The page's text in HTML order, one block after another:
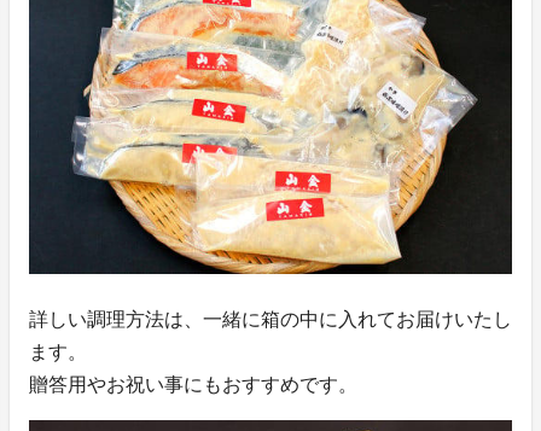
詳しい調理方法は、一緒に箱の中に入れてお届けいたし
ます。
贈答用やお祝い事にもおすすめです。